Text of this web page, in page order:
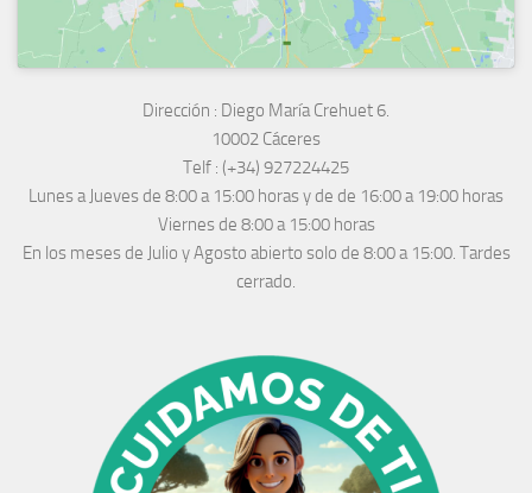
Dirección : Diego María Crehuet 6.
10002 Cáceres
Telf : (+34) 927224425
Lunes a Jueves de 8:00 a 15:00 horas y de de 16:00 a 19:00 horas
Viernes de 8:00 a 15:00 horas
En los meses de Julio y Agosto abierto solo de 8:00 a 15:00. Tardes
cerrado.